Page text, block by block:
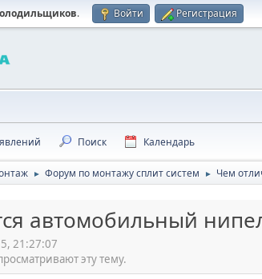
. Войти Регистрация
Поиск Календарь
► Форум по монтажу сплит систем ► Чем
автомобильный
21:27:07
эту тему.